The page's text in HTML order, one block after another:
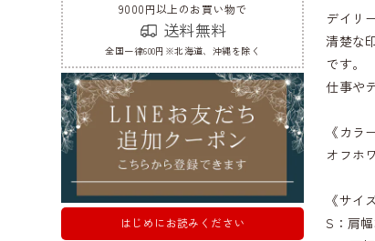
9000円以上のお買い物で
送料無料
全国一律600円※北海道、沖縄を除く
はじめにお読みください
デイリ
清楚な
です。
仕事や
《カラ
オフホ
《サイ
S：肩